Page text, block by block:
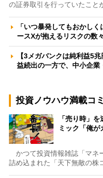
の証券取引を行っていたこと
「いつ暴発してもおかし
ースXが抱えるリスクの数
【3メガバンクは純利益5
益続出の一方で、中小企
投資ノウハウ満載コ
「売り時」
ミック「俺が
かつて投資情報雑誌「マネ
詰め込まれた「天下無敵の株